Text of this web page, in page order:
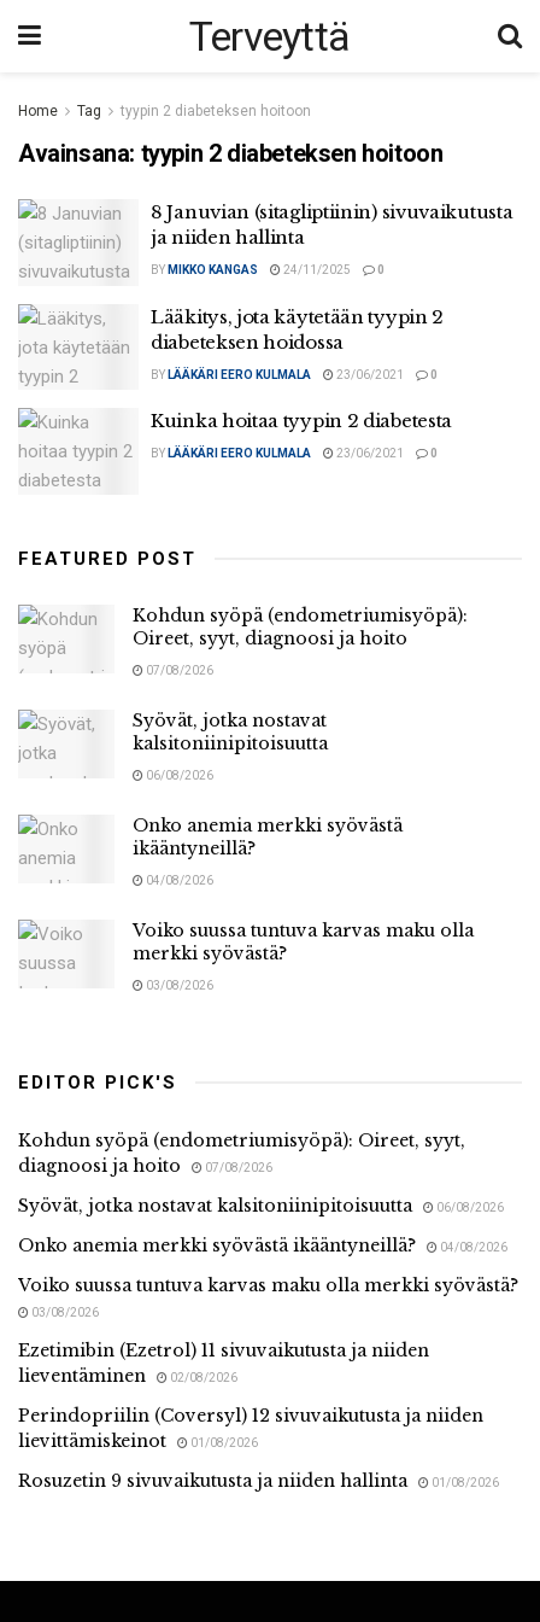
Terveyttä
Home Tag tyypin 2 diabeteksen hoitoon
Avainsana: tyypin 2 diabeteksen hoitoon
8 Januvian (sitagliptiinin) sivuvaikutusta
ja niiden hallinta
BY MIKKO KANGAS 24/11/2025 0
Lääkitys, jota käytetään tyypin 2
diabeteksen hoidossa
BY LÄÄKÄRI EERO KULMALA 23/06/2021 0
Kuinka hoitaa tyypin 2 diabetesta
BY LÄÄKÄRI EERO KULMALA 23/06/2021 0
FEATURED POST
Kohdun syöpä (endometriumisyöpä):
Oireet, syyt, diagnoosi ja hoito
07/08/2026
Syövät, jotka nostavat
kalsitoniinipitoisuutta
06/08/2026
Onko anemia merkki syövästä
ikääntyneillä?
04/08/2026
Voiko suussa tuntuva karvas maku olla
merkki syövästä?
03/08/2026
EDITOR PICK'S
Kohdun syöpä (endometriumisyöpä): Oireet, syyt,
diagnoosi ja hoito
07/08/2026
Syövät, jotka nostavat kalsitoniinipitoisuutta 06/08/2026
Onko anemia merkki syövästä ikääntyneillä? 04/08/2026
Voiko suussa tuntuva karvas maku olla merkki syövästä?
03/08/2026
Ezetimibin (Ezetrol) 11 sivuvaikutusta ja niiden
lieventäminen
02/08/2026
Perindopriilin (Coversyl) 12 sivuvaikutusta ja niiden
lievittämiskeinot
01/08/2026
Rosuzetin 9 sivuvaikutusta ja niiden hallinta 01/08/2026